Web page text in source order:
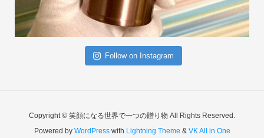
Follow on Instagram
Copyright © 笑顔になる世界で一つの贈り物 All Rights Reserved.
Powered by WordPresswith Lightning Theme & VK All in One